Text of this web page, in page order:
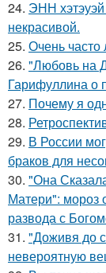
24. ЭНН хэтэуэй
некрасивой.
25. Очень часто
26. "Любовь на
Гарифуллина о
27. Почему я
28.
29. В России
браков для
30. "Она
Матери": мороз
развода с
31. "Доживя до
невероятную